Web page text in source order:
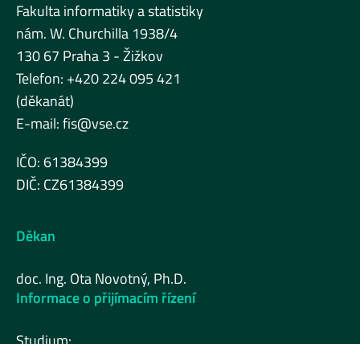
Fakulta informatiky a statistiky
nám. W. Churchilla 1938/4
130 67 Praha 3 - Žižkov
Telefon: +420 224 095 421
(děkanát)
E-mail:fis@vse.cz
IČO: 61384399
DIČ: CZ61384399
Děkan
doc. Ing. Ota Novotný, Ph.D.
Informace o přijímacím řízení